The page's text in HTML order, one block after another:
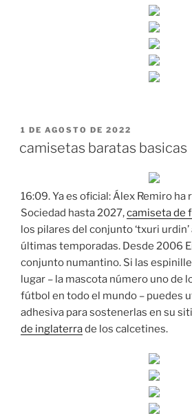
PUBLICADO
1 DE AGOSTO DE 2022
camisetas baratas basicas
16:09. Ya es oficial: Álex Remiro ha
Sociedad hasta 2027,camiseta de
los pilares del conjunto ‘txuri urdin’
últimas temporadas. Desde 2006
conjunto numantino. Si las
lugar – la mascota número uno de
fútbol en todo el mundo – puedes
adhesiva para sostenerlas en su
de inglaterrade los calcetines.